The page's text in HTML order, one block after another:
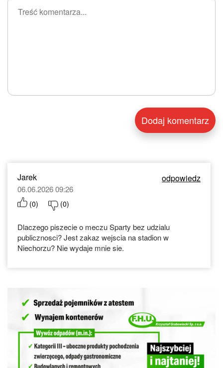
Jarek odpowiedz
06.06.2026 09:26
(0) (0)
Dlaczego piszecie o meczu Sparty bez udzialu
publicznosci? Jest zakaz wejscia na stadion w
Niechorzu? Nie wydaje mnie sie.